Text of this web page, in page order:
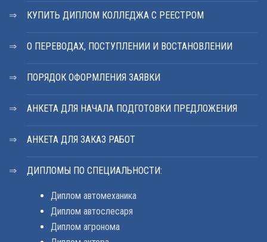
КУПИТЬ ДИПЛОМ КОЛЛЕДЖА С РЕЕСТРОМ
О ПЕРЕВОДАХ, ПОСТУПЛЕНИИ И ВОСТАНОВЛЕНИИ
ПОРЯДОК ОФОРМЛЕНИЯ ЗАЯВКИ
АНКЕТА ДЛЯ НАЧАЛА ПОДГОТОВКИ ПРЕДЛОЖЕНИЯ
АНКЕТА ДЛЯ ЗАКАЗ РАБОТ
ДИПЛОМЫ ПО СПЕЦИАЛЬНОСТИ:
Диплом автомеханика
Диплом автослесаря
Диплом агронома